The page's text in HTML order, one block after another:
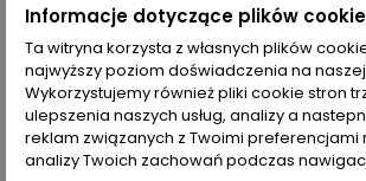
rękawem, bluzkę z zakładkami, gorsetowym
baskinką ze szpicami, a dzień zamiast
nieprzyjemnie zimny.
Możesz się przygotować na inne codzienne
tutaj polecamy proste spodnie z kieszeniami
paskiem w talii albo kombinezon w stylu
kołnierzykiem, z kieszeniami na biuście, z
na napy.
Informacje dotyczące plików
Ta witryna korzysta z własnych plików
najwyższy poziom doświadczenia na
Wykorzystujemy również pliki cookie stron
ulepszenia naszych usług, analizy a
reklam związanych z Twoimi preferencjami
analizy Twoich zachowań podczas